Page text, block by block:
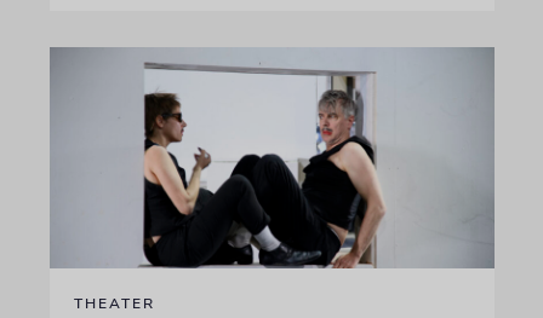
THEATER